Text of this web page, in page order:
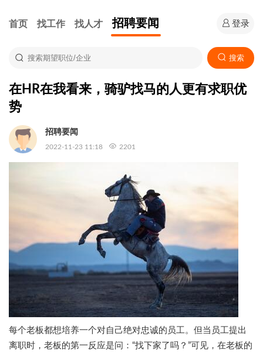
首页 找工作 找人才 招聘要闻 登录
搜索
在HR在我看来，骑驴找马的人更有求职优
势
招聘要闻
2022-11-23 11:18 2201
每个老板都想培养一个对自己绝对忠诚的员工。但当员工提出
离职时，老板的第一反应是问：“找下家了吗？”可见，在老板的